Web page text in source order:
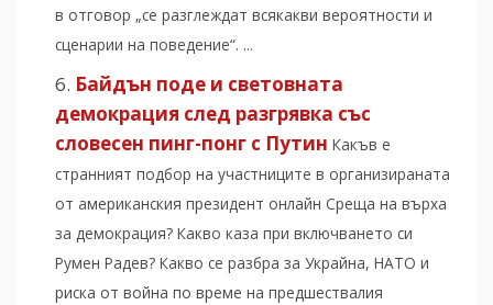
в отговор „се разглеждат всякакви вероятности и
сценарии на поведение“. ...
Байдън поде и световната
демокрация след разгрявка със
словесен пинг-понг с Путин Какъв е
странният подбор на участниците в организираната
от американския президент онлайн Среща на върха
за демокрация? Какво каза при включването си
Румен Радев? Какво се разбра за Украйна, НАТО и
риска от война по време на предшествалия